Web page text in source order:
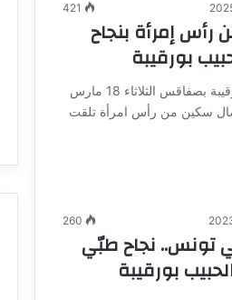
421
إمرأة بنجاح
بورقيبة
شهد مستشفى الحبيب بورقيبة بصفاقس الثلاثاء 18 مارس
سكين من رأس امرأة تلقت
260
تونس.. نجاح طبّي
بورقيبة